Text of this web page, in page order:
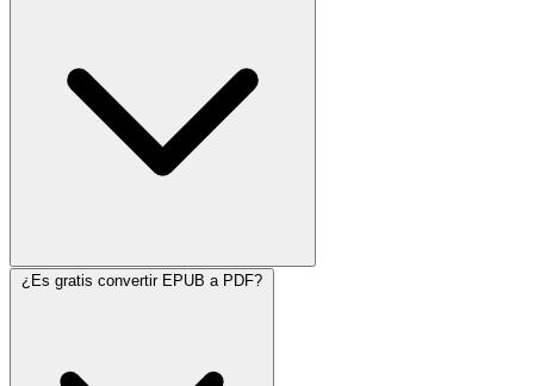
¿Es gratis convertir EPUB a PDF?